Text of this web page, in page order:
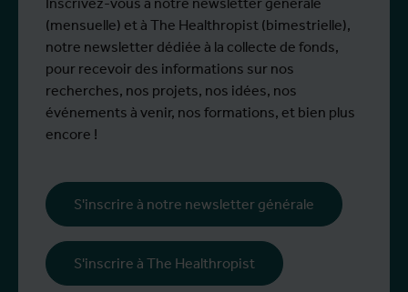
(mensuelle) et à The Healthropist (bimestrielle),
notre newsletter dédiée à la collecte de fonds,
pour recevoir des informations sur nos
recherches, nos projets, nos idées, nos
événements à venir, nos formations, et bien plus
encore !
S'inscrire à notre newsletter générale
S'inscrire à The Healthropist